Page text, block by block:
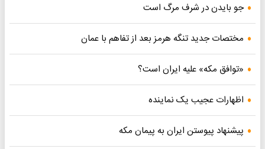
جو بایدن در شرف مرگ است
مختصات جدید تنگه هرمز بعد از تفاهم با عمان
«توافق مکه» علیه ایران است؟
اظهارات عجیب یک نماینده
پیشنهاد پیوستن ایران به پیمان مکه